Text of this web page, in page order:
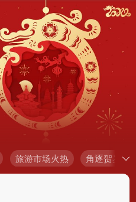
旅游市场火热 角逐贺岁档